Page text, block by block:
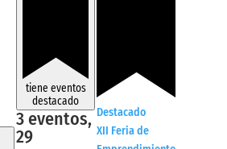
tiene eventos
destacado
3 eventos,
29
Destacado
XII Feria de